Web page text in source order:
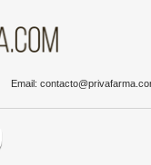
Email: